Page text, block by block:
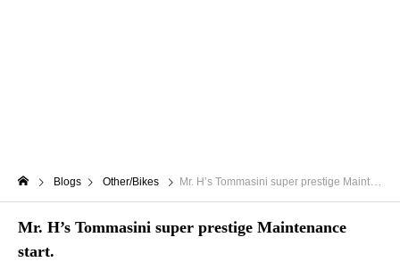
Blogs Other/Bikes Mr. H’s Tommasini super prestige Maintenance start.
Mr. H’s Tommasini super prestige Maintenance
start.